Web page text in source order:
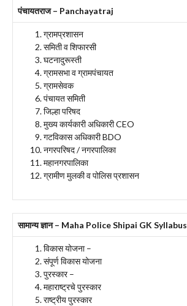
पंचायतराज – Panchayatraj
ग्रामप्रशासन
समिती व शिफारसी
घटनादुरूस्ती
ग्रामसभा व ग्रामपंचायत
ग्रामसेवक
पंचायत समिती
जिल्हा परिषद
मुख्य कार्यकारी अधिकारी CEO
गटविकास अधिकारी BDO
नगरपरिषद / नगरपालिका
महानगरपालिका
ग्रामीण मुलकी व पोलिस प्रशासन
सामान्य ज्ञान – Maha Police Shipai GK Syllabus
विकास योजना –
संपूर्ण विकास योजना
पुरस्कार –
महाराष्ट्रचे पुरस्कार
राष्ट्रीय पुरस्कार